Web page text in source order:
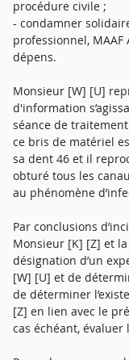
procédure civile ;
- condamner
professionnel,
dépens.
Monsieur [W] [U]
d'information
séance de
ce bris de matériel
sa dent 46 et il
obturé tous les
au phénomène
Par conclusions
Monsieur [K] [Z] et la
désignation d’un
[W] [U] et de
de déterminer
[Z] en lien avec le
cas échéant,